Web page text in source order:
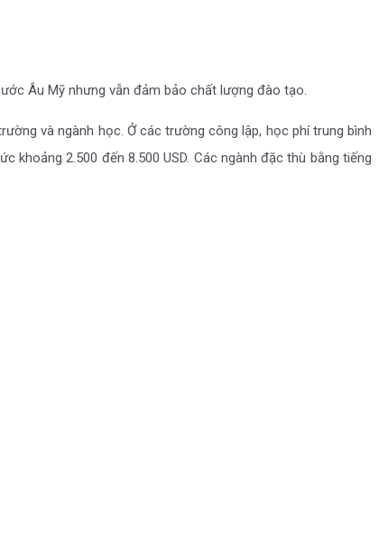
Âu Mỹ nhưng vẫn đảm bảo chất lượng đào tạo.
và ngành học. Ở các trường công lập, học phí trung bình
2.500 đến 8.500 USD. Các ngành đặc thù bằng tiếng